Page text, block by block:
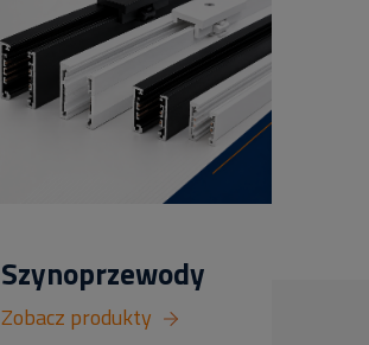
Szynoprzewody
Zobacz produkty